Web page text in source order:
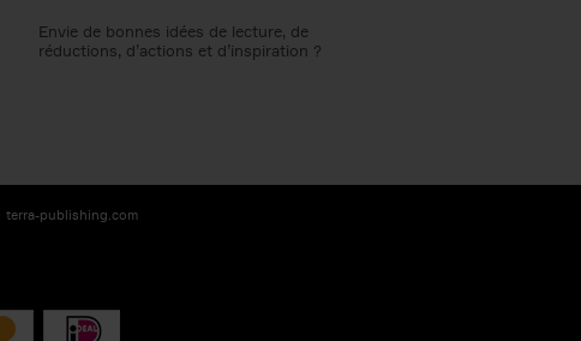
Envie de bonnes idées de lecture, de
réductions, d’actions et d’inspiration ?
terra-publishing.com